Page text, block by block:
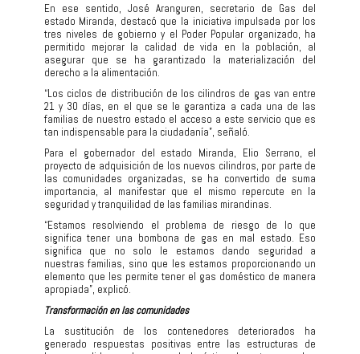
En ese sentido, José Aranguren, secretario de Gas del
estado Miranda, destacó que la iniciativa impulsada por los
tres niveles de gobierno y el Poder Popular organizado, ha
permitido mejorar la calidad de vida en la población, al
asegurar que se ha garantizado la materialización del
derecho a la alimentación.
“Los ciclos de distribución de los cilindros de gas van entre
21 y 30 días, en el que se le garantiza a cada una de las
familias de nuestro estado el acceso a este servicio que es
tan indispensable para la ciudadanía”, señaló.
Para el gobernador del estado Miranda, Elio Serrano, el
proyecto de adquisición de los nuevos cilindros, por parte de
las comunidades organizadas, se ha convertido de suma
importancia, al manifestar que el mismo repercute en la
seguridad y tranquilidad de las familias mirandinas.
“Estamos resolviendo el problema de riesgo de lo que
significa tener una bombona de gas en mal estado. Eso
significa que no solo le estamos dando seguridad a
nuestras familias, sino que les estamos proporcionando un
elemento que les permite tener el gas doméstico de manera
apropiada”, explicó.
Transformación en las comunidades
La sustitución de los contenedores deteriorados ha
generado respuestas positivas entre las estructuras de